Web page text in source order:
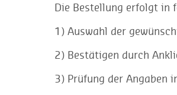
Die Bestellung erfolgt in
1) Auswahl der
2) Bestätigen durch
3) Prüfung der Angaben